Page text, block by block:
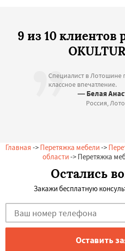
9 из 10 клиентов
Специалист в Лотошине
классное впечатление.
— Белая
Россия,
Главная -> Перетяжка мебели->
области-> Перетяжка
Остались
Закажи бесплатную